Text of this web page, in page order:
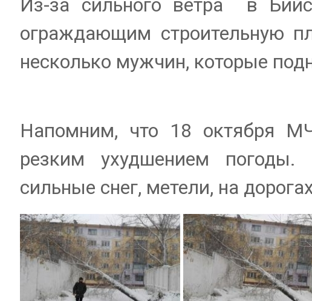
Из-за сильного ветра в
ограждающим строительную
несколько мужчин, которые
Напомним, что 18 октября
резким ухудшением погоды.
сильные снег, метели, на